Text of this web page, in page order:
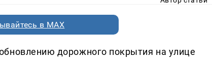
в MAX
дорожного покрытия на улице